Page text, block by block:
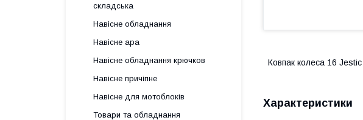
Ковпак колеса 16
Характеристики
складська
Навісне обладнання
Навісне ара
Навісне обладнання крючков
Навісне причіпне
Навісне для мотоблоків
Товари та обладнання